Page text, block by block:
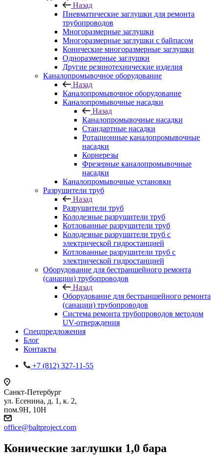
Назад
Пневматические заглушки для ремонта
трубопроводов
Многоразмерные заглушки
Многоразмерные заглушки с байпасом
Конические многоразмерные заглушки
Одноразмерные заглушки
Другие резинотехнические изделия
Каналопромывочное оборудование
Назад
Каналопромывочное оборудование
Каналопромывочные насадки
Назад
Каналопромывочные насадки
Стандартные насадки
Ротационные каналопромывочные
насадки
Корнерезы
Фрезерные каналопромывочные
насадки
Каналопромывочные установки
Разрушители труб
Назад
Разрушители труб
Колодезные разрушители труб
Котлованные разрушители труб
Колодезные разрушители труб с
электрической гидростанцией
Котлованные разрушители труб с
электрической гидростанцией
Оборудование для бестраншейного ремонта
(санации) трубопроводов
Назад
Оборудование для бестраншейного ремонта
(санации) трубопроводов
Система ремонта трубопроводов методом
UV-отверждения
Спецпредложения
Блог
Контакты
+7 (812) 327-11-55
Санкт-Петербург
ул. Есенина, д. 1, к. 2,
пом.9Н, 10Н
office@baltproject.com
Конические заглушки 1,0 бара